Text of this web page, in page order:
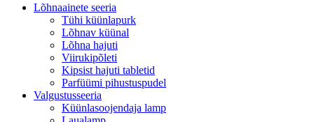
Lõhnaainete seeria
Tühi küünlapurk
Lõhnav küünal
Lõhna hajuti
Viirukipõleti
Kipsist hajuti tabletid
Parfüümi pihustuspudel
Valgustusseeria
Küünlasoojendaja lamp